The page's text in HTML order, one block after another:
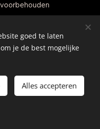
winkelwagen
English
goed te laten
je de best mogelijke
Alles accepteren